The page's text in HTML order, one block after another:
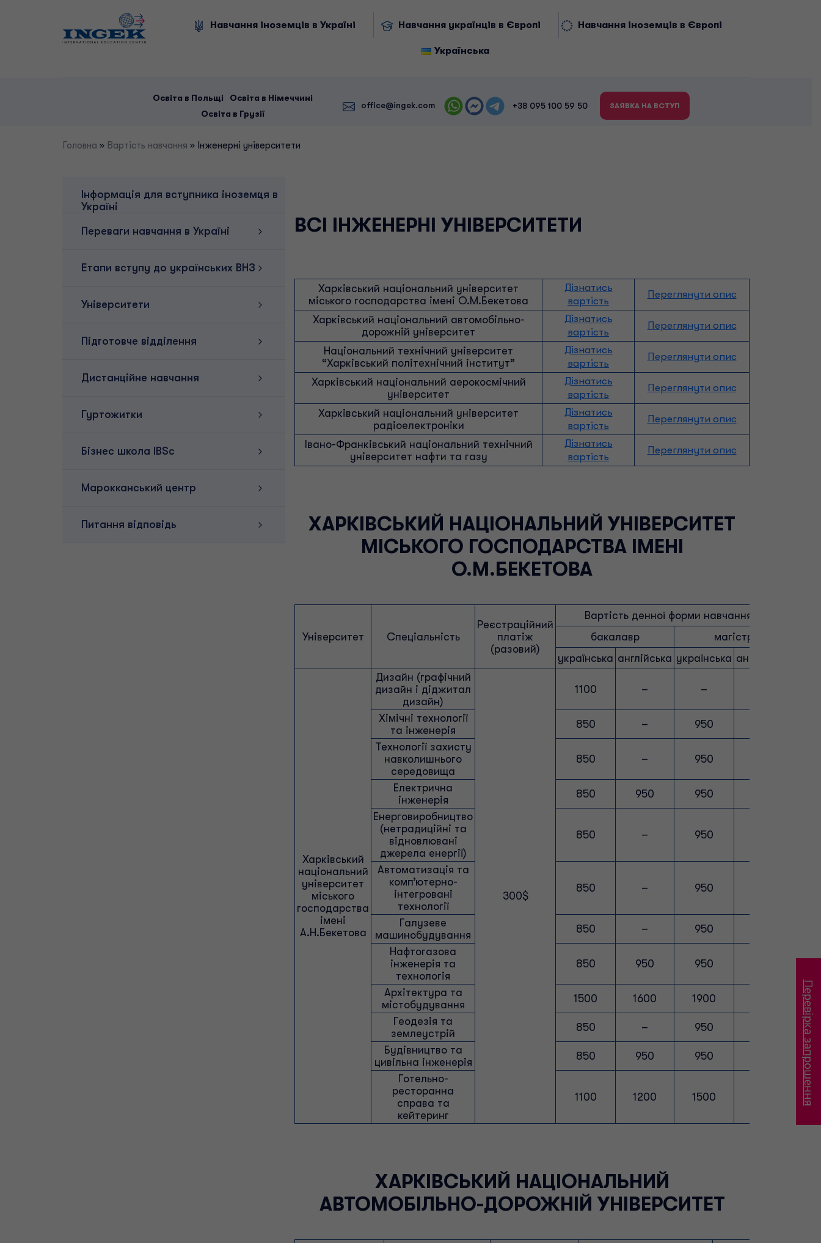
Навчання іноземців в Україні Навчання українців в Європі Навчання іноземців в Європі
Українська
Освіта в Польщі
Освіта в Німеччині
Освіта в Грузії
office@ingek.com +38 095 100 59 50 ЗАЯВКА НА ВСТУП
Головна » Вартість навчання » Інженерні університети
Інформація для вступника іноземця в
Україні
Переваги навчання в Україні
Етапи вступу до українських ВНЗ
Університети
Підготовче відділення
Дистанційне навчання
Гуртожитки
Бізнес школа IBSc
Марокканський центр
Питання відповідь
ВСІ ІНЖЕНЕРНІ УНІВЕРСИТЕТИ
Харківський національний університет
міського господарства імені О.М.Бекетова
Дізнатись
вартість
Переглянути опис
Харківський національний автомобільно-
дорожній університет
Дізнатись
вартість
Переглянути опис
Національний технічний університет
“Харківський політехнічний інститут”
Дізнатись
вартість
Переглянути опис
Харківський національний аерокосмічний
університет
Дізнатись
вартість
Переглянути опис
Харківський національний університет
радіоелектроніки
Дізнатись
вартість
Переглянути опис
Івано-Франківський національний технічний
університет нафти та газу
Дізнатись
вартість
Переглянути опис
ХАРКІВСЬКИЙ НАЦІОНАЛЬНИЙ УНІВЕРСИТЕТ
МІСЬКОГО ГОСПОДАРСТВА ІМЕНІ
О.М.БЕКЕТОВА
Університет Спеціальність
Реєстраційний
платіж
(разовий)
Вартість денної форми навчання, $
бакалавр
магістр
українська англійська українська англійська
Харківський
національний
університет
міського
господарства
імені
А.Н.Бекетова
Дизайн (графічний
дизайн і діджитал
дизайн)
300$
1100 – –
Хімічні технології
та інженерія
850 – 950
Технології захисту
навколишнього
середовища
850 – 950
Електрична
інженерія
850 950 950
Енерговиробництво
(нетрадиційні та
відновлювані
джерела енергії)
850 – 950
Автоматизація та
комп’ютерно-
інтегровані
технології
850 – 950
Галузеве
машинобудування
850 – 950
Нафтогазова
інженерія та
технологія
850 950 950
Архітектура та
містобудування
1500 1600 1900
Геодезія та
землеустрій
850 – 950
Будівництво та
цивільна інженерія
850 950 950
Готельно-
ресторанна
справа та
кейтеринг
1100 1200 1500
ХАРКІВСЬКИЙ НАЦІОНАЛЬНИЙ
АВТОМОБІЛЬНО-ДОРОЖНІЙ УНІВЕРСИТЕТ
Перевірка запрошення